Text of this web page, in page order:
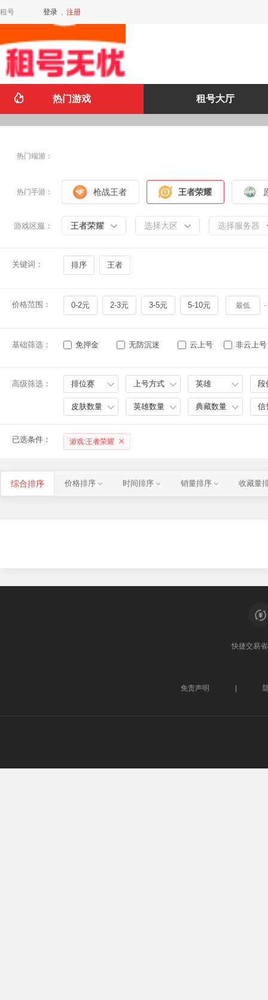
租号 登录 , 注册
热门游戏 租号大厅
热门端游：
热门手游： 枪战王者 王者荣耀
游戏区服： 王者荣耀 选择大区 选择服务器
关键词： 排序 王者
价格范围： 0-2元 2-3元 3-5元 5-10元 -
基础筛选： 免押金 无防沉迷 云上号 非云上号
高级筛选： 排位赛 上号方式 英雄 段
皮肤数量 英雄数量 典藏数量 信
已选条件： 游戏:王者荣耀
综合排序 价格排序 时间排序 销量排序 收藏量
快捷交易
免责声明